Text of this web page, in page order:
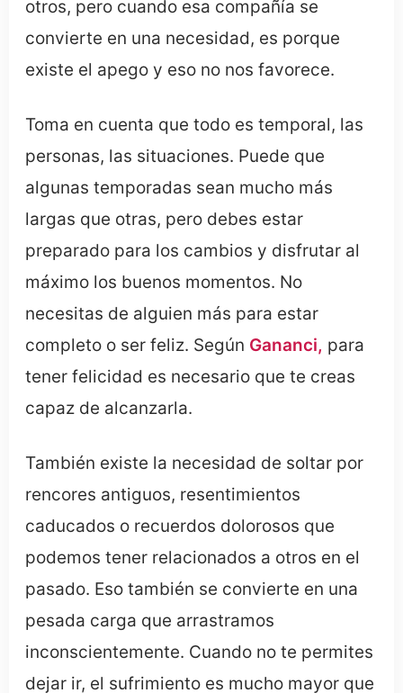
otros, pero cuando esa compañía se
convierte en una necesidad, es porque
existe el apego y eso no nos favorece.
Toma en cuenta que todo es temporal, las
personas, las situaciones. Puede que
algunas temporadas sean mucho más
largas que otras, pero debes estar
preparado para los cambios y disfrutar al
máximo los buenos momentos. No
necesitas de alguien más para estar
completo o ser feliz. Según Gananci, para
tener felicidad es necesario que te creas
capaz de alcanzarla.
También existe la necesidad de soltar por
rencores antiguos, resentimientos
caducados o recuerdos dolorosos que
podemos tener relacionados a otros en el
pasado. Eso también se convierte en una
pesada carga que arrastramos
inconscientemente. Cuando no te permites
dejar ir, el sufrimiento es mucho mayor que